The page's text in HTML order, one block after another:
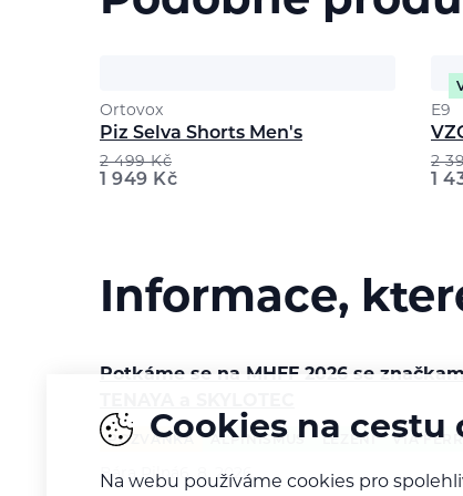
Ortovox
Piz Selva Shorts Men's
2 499Kč
1 949 Kč
E9
2
1
Informace,
Potkáme se na MHFF 2026 se
POZVÁNKA ALPINISMUS LEZENÍ VIA
Bára Pilná 6. 8. 2026
Cookies na cestu
Na webu používáme cookies pro